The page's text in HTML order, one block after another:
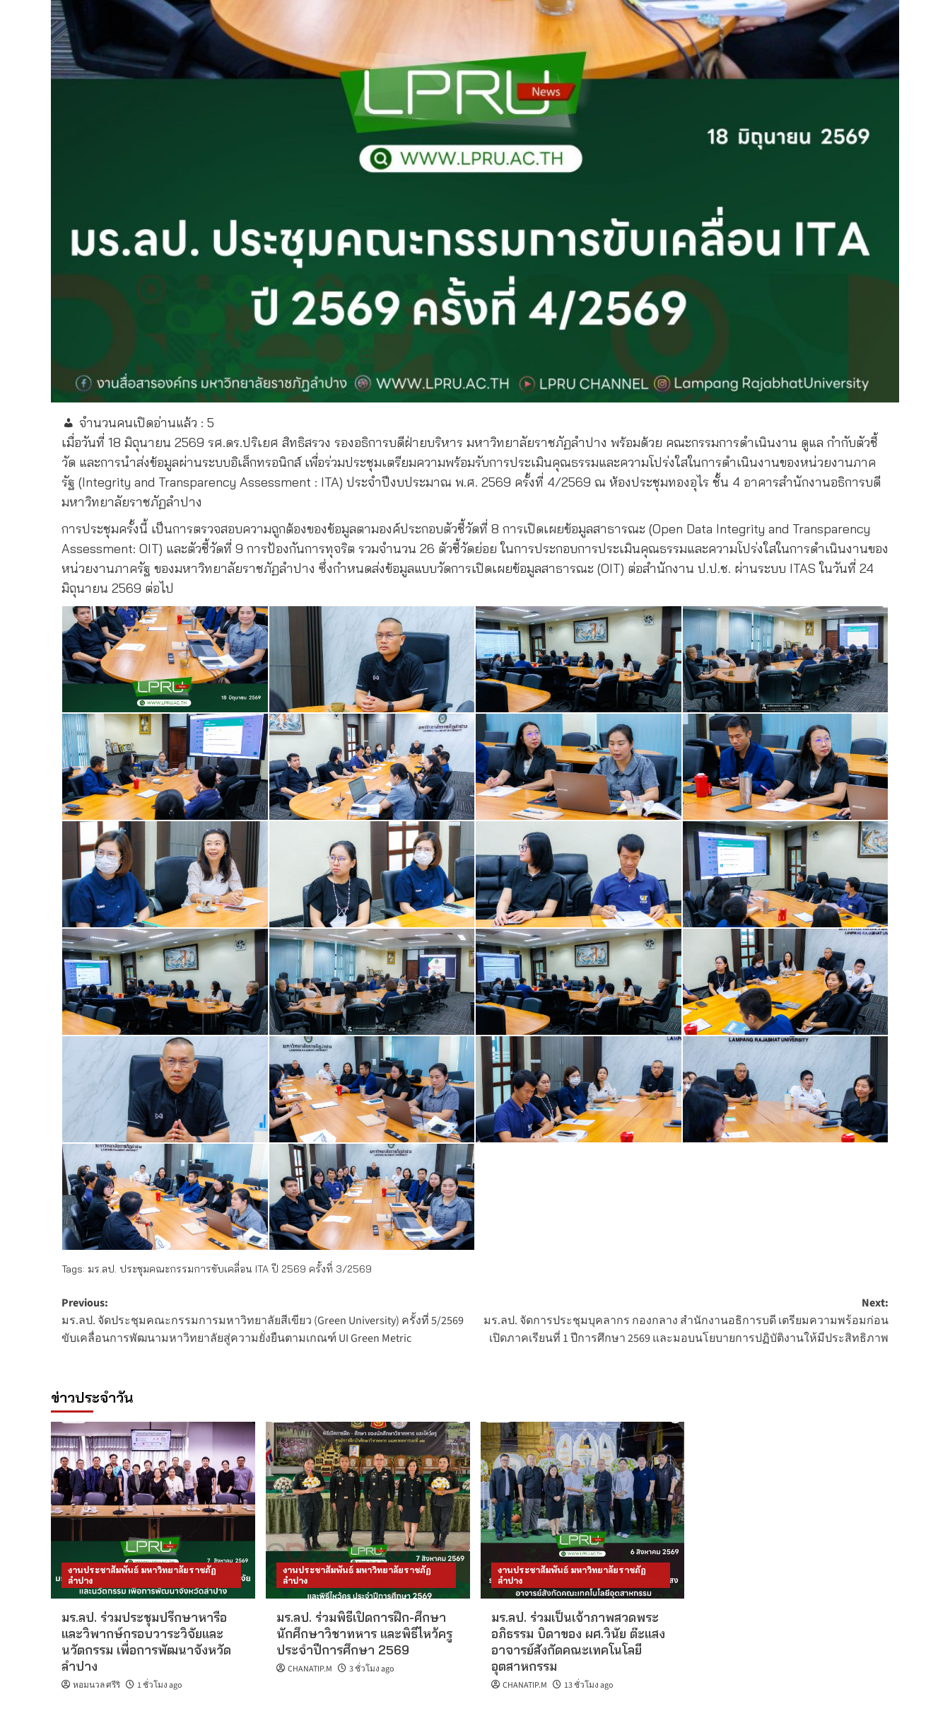
จำนวนคนเปิดอ่านแล้ว : 5
เมื่อวันที่ 18 มิถุนายน 2569 รศ.ดร.ปริเยศ สิทธิสรวง รองอธิการบดีฝ่ายบริหาร มหาวิทยาลัยราชภัฏลำปาง พร้อมด้วย คณะกรรมการดำเนินงาน ดูแล กำกับตัวชี้
วัด และการนำส่งข้อมูลผ่านระบบอิเล็กทรอนิกส์ เพื่อร่วมประชุมเตรียมความพร้อมรับการประเมินคุณธรรมและความโปร่งใสในการดำเนินงานของหน่วยงานภาค
รัฐ (Integrity and Transparency Assessment : ITA) ประจำปีงบประมาณ พ.ศ. 2569 ครั้งที่ 4/2569 ณ ห้องประชุมทองอุไร ชั้น 4 อาคารสำนักงานอธิการบดี
มหาวิทยาลัยราชภัฏลำปาง
การประชุมครั้งนี้ เป็นการตรวจสอบความถูกต้องของข้อมูลตามองค์ประกอบตัวชี้วัดที่ 8 การเปิดเผยข้อมูลสาธารณะ (Open Data Integrity and Transparency
Assessment: OIT) และตัวชี้วัดที่ 9 การป้องกันการทุจริต รวมจำนวน 26 ตัวชี้วัดย่อย ในการประกอบการประเมินคุณธรรมและความโปร่งใสในการดำเนินงานของ
หน่วยงานภาครัฐ ของมหาวิทยาลัยราชภัฏลำปาง ซึ่งกำหนดส่งข้อมูลแบบวัดการเปิดเผยข้อมูลสาธารณะ (OIT) ต่อสำนักงาน ป.ป.ช. ผ่านระบบ ITAS ในวันที่ 24
มิถุนายน 2569 ต่อไป
Tags: มร.ลป. ประชุมคณะกรรมการขับเคลื่อน ITA ปี 2569 ครั้งที่ 3/2569
Post
navigation
Previous:
มร.ลป. จัดประชุมคณะกรรมการมหาวิทยาลัยสีเขียว (Green University) ครั้งที่ 5/2569
ขับเคลื่อนการพัฒนามหาวิทยาลัยสู่ความยั่งยืนตามเกณฑ์ UI Green Metric
Next:
มร.ลป. จัดการประชุมบุคลากร กองกลาง สำนักงานอธิการบดี เตรียมความพร้อมก่อน
เปิดภาคเรียนที่ 1 ปีการศึกษา 2569 และมอบนโยบายการปฏิบัติงานให้มีประสิทธิภาพ
ข่าวประจำวัน
งานประชาสัมพันธ์ มหาวิทยาลัยราชภัฏ
ลำปาง
มร.ลป. ร่วมประชุมปรึกษาหารือ
และวิพากษ์กรอบวาระวิจัยและ
นวัตกรรม เพื่อการพัฒนาจังหวัด
ลำปาง
หอมนวล ศรีริ 1 ชั่วโมง ago
งานประชาสัมพันธ์ มหาวิทยาลัยราชภัฏ
ลำปาง
มร.ลป. ร่วมพิธีเปิดการฝึก-ศึกษา
นักศึกษาวิชาทหาร และพิธีไหว้ครู
ประจำปีการศึกษา 2569
CHANATIP.M 3 ชั่วโมง ago
งานประชาสัมพันธ์ มหาวิทยาลัยราชภัฏ
ลำปาง
มร.ลป. ร่วมเป็นเจ้าภาพสวดพระ
อภิธรรม บิดาของ ผศ.วินัย ต๊ะแสง
อาจารย์สังกัดคณะเทคโนโลยี
อุตสาหกรรม
CHANATIP.M 13 ชั่วโมง ago